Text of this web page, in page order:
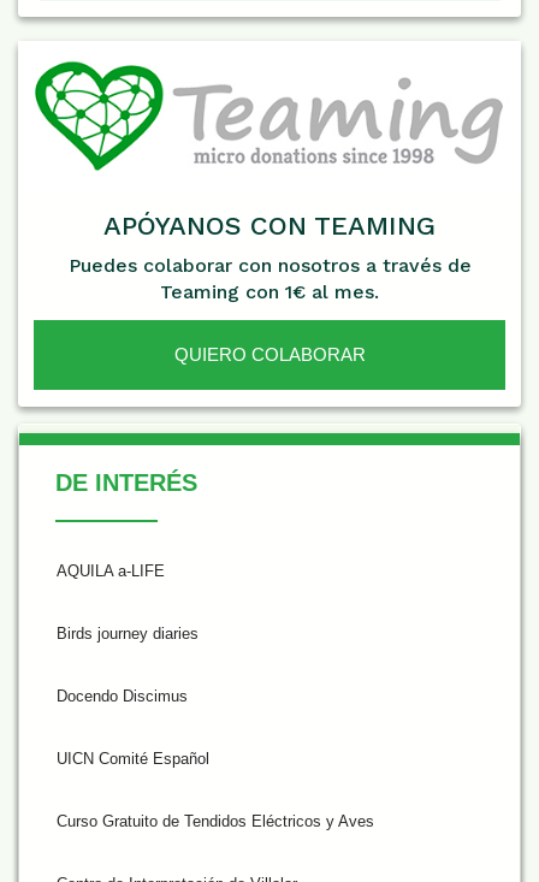
APÓYANOS CON TEAMING
Puedes colaborar con nosotros a través de
Teaming con 1€ al mes.
QUIERO COLABORAR
De Interés
DE INTERÉS
AQUILA a-LIFE
Birds journey diaries
Docendo Discimus
UICN Comité Español
Curso Gratuito de Tendidos Eléctricos y Aves